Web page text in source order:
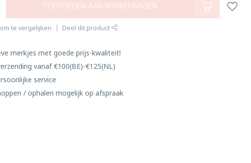
TOEVOEGEN AAN WINKELWAGEN
te vergelijken Deel dit product
merkjes met goede prijs-kwaliteit!
vanaf €100(BE)-€125(NL)
service
/ ophalen mogelijk op afspraak